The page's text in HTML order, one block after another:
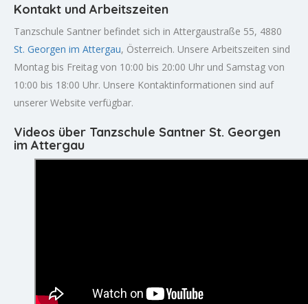
Kontakt und Arbeitszeiten
Tanzschule Santner befindet sich in Attergaustraße 55, 4880
St. Georgen im Attergau, Österreich. Unsere Arbeitszeiten sind
Montag bis Freitag von 10:00 bis 20:00 Uhr und Samstag von
10:00 bis 18:00 Uhr. Unsere Kontaktinformationen sind auf
unserer Website verfügbar.
Videos über Tanzschule Santner St. Georgen
im Attergau